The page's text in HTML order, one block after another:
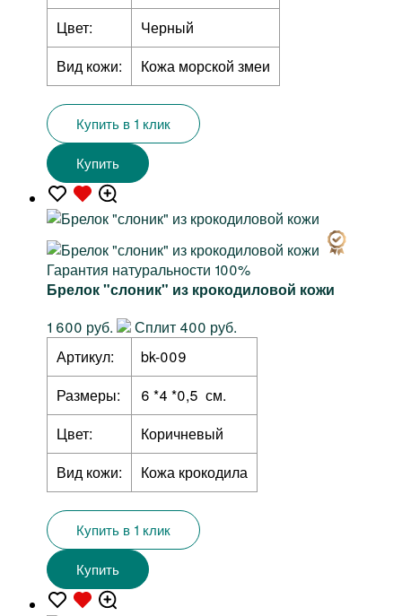
Цвет:
Черный
Вид кожи:
Кожа морской змеи
Купить в 1 клик
Купить
Гарантия натуральности 100%
Брелок "слоник" из крокодиловой кожи
1 600 руб.
Сплит 400 руб.
Артикул:
bk-009
Размеры:
6 *4 *0,5 см.
Цвет:
Коричневый
Вид кожи:
Кожа крокодила
Купить в 1 клик
Купить